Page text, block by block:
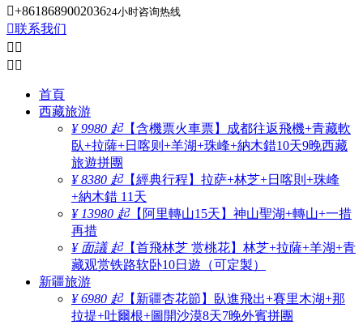
+861868900203624小时咨询热线
联系我们
 
 
首頁
西藏旅游
¥ 9980 起【含機票火車票】成都往返飛機+青藏軟
臥+拉薩+日喀则+羊湖+珠峰+納木錯10天9晚西藏
旅遊拼團
¥ 8380 起【經典行程】拉萨+林芝+日喀則+珠峰
+納木錯 11天
¥ 13980 起【阿里轉山15天】神山聖湖+轉山+一措
再措
¥ 面議 起【首飛林芝 赏桃花】林芝+拉薩+羊湖+青
藏观赏铁路软卧10日遊（可定製）
新疆旅游
¥ 6980 起【新疆杏花節】臥進飛出+賽里木湖+那
拉提+吐爾根+圖開沙漠8天7晚外賓拼團